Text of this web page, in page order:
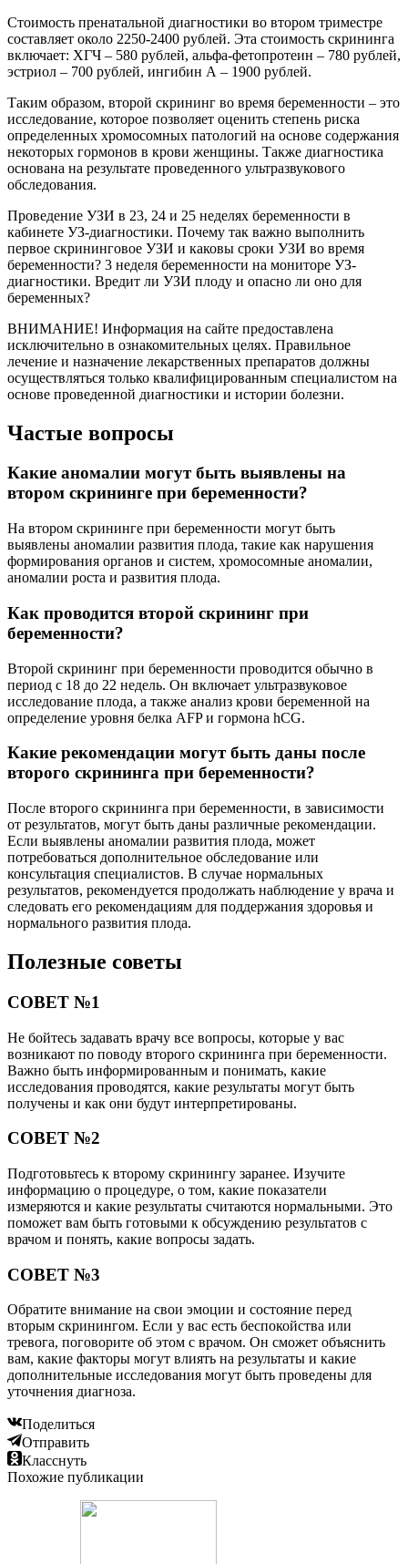
Стоимость пренатальной диагностики во втором триместре
составляет около 2250-2400 рублей. Эта стоимость скрининга
включает: ХГЧ – 580 рублей, альфа-фетопротеин – 780 рублей,
эстриол – 700 рублей, ингибин А – 1900 рублей.
Таким образом, второй скрининг во время беременности – это
исследование, которое позволяет оценить степень риска
определенных хромосомных патологий на основе содержания
некоторых гормонов в крови женщины. Также диагностика
основана на результате проведенного ультразвукового
обследования.
Проведение УЗИ в 23, 24 и 25 неделях беременности в
кабинете УЗ-диагностики. Почему так важно выполнить
первое скрининговое УЗИ и каковы сроки УЗИ во время
беременности? 3 неделя беременности на мониторе УЗ-
диагностики. Вредит ли УЗИ плоду и опасно ли оно для
беременных?
ВНИМАНИЕ! Информация на сайте предоставлена
исключительно в ознакомительных целях. Правильное
лечение и назначение лекарственных препаратов должны
осуществляться только квалифицированным специалистом на
основе проведенной диагностики и истории болезни.
Частые вопросы
Какие аномалии могут быть выявлены на
втором скрининге при беременности?
На втором скрининге при беременности могут быть
выявлены аномалии развития плода, такие как нарушения
формирования органов и систем, хромосомные аномалии,
аномалии роста и развития плода.
Как проводится второй скрининг при
беременности?
Второй скрининг при беременности проводится обычно в
период с 18 до 22 недель. Он включает ультразвуковое
исследование плода, а также анализ крови беременной на
определение уровня белка AFP и гормона hCG.
Какие рекомендации могут быть даны после
второго скрининга при беременности?
После второго скрининга при беременности, в зависимости
от результатов, могут быть даны различные рекомендации.
Если выявлены аномалии развития плода, может
потребоваться дополнительное обследование или
консультация специалистов. В случае нормальных
результатов, рекомендуется продолжать наблюдение у врача и
следовать его рекомендациям для поддержания здоровья и
нормального развития плода.
Полезные советы
СОВЕТ №1
Не бойтесь задавать врачу все вопросы, которые у вас
возникают по поводу второго скрининга при беременности.
Важно быть информированным и понимать, какие
исследования проводятся, какие результаты могут быть
получены и как они будут интерпретированы.
СОВЕТ №2
Подготовьтесь к второму скринингу заранее. Изучите
информацию о процедуре, о том, какие показатели
измеряются и какие результаты считаются нормальными. Это
поможет вам быть готовыми к обсуждению результатов с
врачом и понять, какие вопросы задать.
СОВЕТ №3
Обратите внимание на свои эмоции и состояние перед
вторым скринингом. Если у вас есть беспокойства или
тревога, поговорите об этом с врачом. Он сможет объяснить
вам, какие факторы могут влиять на результаты и какие
дополнительные исследования могут быть проведены для
уточнения диагноза.
Поделиться
Отправить
Класснуть
Похожие публикации